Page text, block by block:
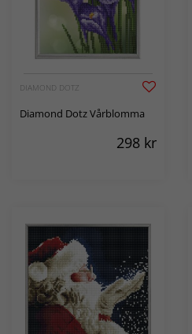
DIAMOND DOTZ
Diamond Dotz Vårblomma
298 kr